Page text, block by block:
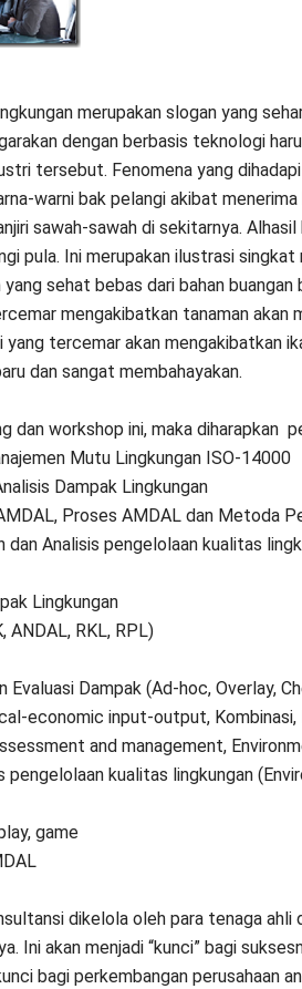
merupakan slogan yang
dengan berbasis teknologi
tersebut. Fenomena yang
warni bak pelangi akibat
sawah-sawah di sekitarnya.
pula. Ini merupakan ilustrasi
sehat bebas dari bahan
mengakibatkan tanaman akan
yang tercemar akan mengakibatkan
dan sangat membahayakan.
dan workshop ini, maka diharapkan
Mutu Lingkungan ISO-14000
Dampak Lingkungan
Proses AMDAL dan Metoda
dan Analisis pengelolaan kualitas
Lingkungan
ANDAL, RKL, RPL)
Evaluasi Dampak (Ad-hoc, Overlay,
economic input-output,
and management,
pengelolaan kualitas lingkungan
game
dikelola oleh para tenaga
Ini akan menjadi “kunci” bagi
bagi perkembangan perusahaan